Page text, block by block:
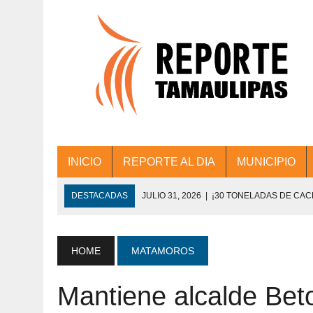
INICIO REPORTE AL DIA MUNICIPIO
DESTACADAS JULIO 31, 2026 | ¡30 TONELADAS DE
JULIO 30, 2026 | 💧🚰 ¡AGUA PARA LA COMUNIDAD!
JULIO 30, 2026 ¡TRABAJO EN EQUIPO Y RESULTADOS!
HOME MATAMOROS
Mantiene alcalde